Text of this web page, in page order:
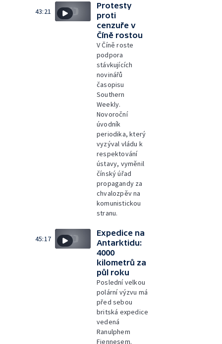
43:21
Protesty
proti
cenzuře v
Číně rostou
V Číně roste
podpora
stávkujících
novinářů
časopisu
Southern
Weekly.
Novoroční
úvodník
periodika, který
vyzýval vládu k
respektování
ústavy, vyměnil
čínský úřad
propagandy za
chvalozpěv na
komunistickou
stranu.
45:17
Expedice na
Antarktidu:
4000
kilometrů za
půl roku
Poslední velkou
polární výzvu má
před sebou
britská expedice
vedená
Ranulphem
Fiennesem.